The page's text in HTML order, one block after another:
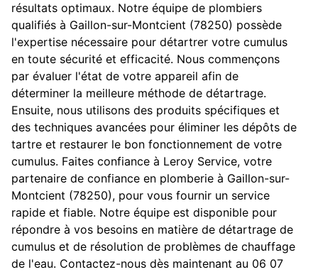
résultats optimaux. Notre équipe de plombiers
qualifiés à Gaillon-sur-Montcient (78250) possède
l'expertise nécessaire pour détartrer votre cumulus
en toute sécurité et efficacité. Nous commençons
par évaluer l'état de votre appareil afin de
déterminer la meilleure méthode de détartrage.
Ensuite, nous utilisons des produits spécifiques et
des techniques avancées pour éliminer les dépôts de
tartre et restaurer le bon fonctionnement de votre
cumulus. Faites confiance à Leroy Service, votre
partenaire de confiance en plomberie à Gaillon-sur-
Montcient (78250), pour vous fournir un service
rapide et fiable. Notre équipe est disponible pour
répondre à vos besoins en matière de détartrage de
cumulus et de résolution de problèmes de chauffage
de l'eau. Contactez-nous dès maintenant au 06 07